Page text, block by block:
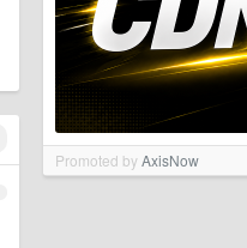
Promoted byAxisNow